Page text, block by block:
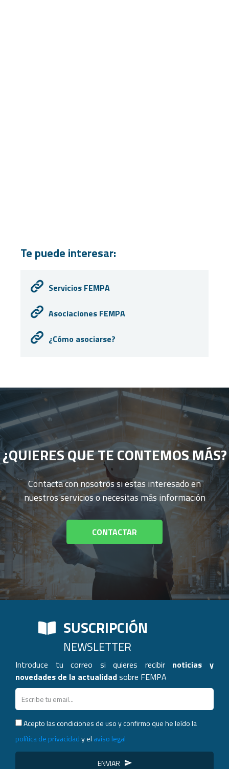
Te puede interesar:
Servicios FEMPA
Asociaciones FEMPA
¿Cómo asociarse?
¿QUIERES QUE TE CONTEMOS MÁS?
Contacta con nosotros si estas interesado en
nuestros servicios o necesitas más información
CONTACTAR
SUSCRIPCIÓN
NEWSLETTER
Introduce tu correo si quieres recibir noticias y
novedades de la actualidadsobre FEMPA
Acepto las condiciones de uso y confirmo que he leído la
política de privacidady el aviso legal
ENVIAR